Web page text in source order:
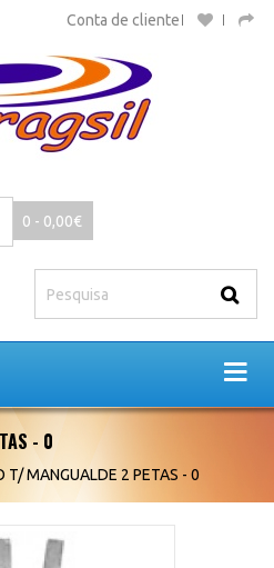
Conta de cliente
0 - 0,00€
- 0
T/ MANGUALDE 2 PETAS - 0